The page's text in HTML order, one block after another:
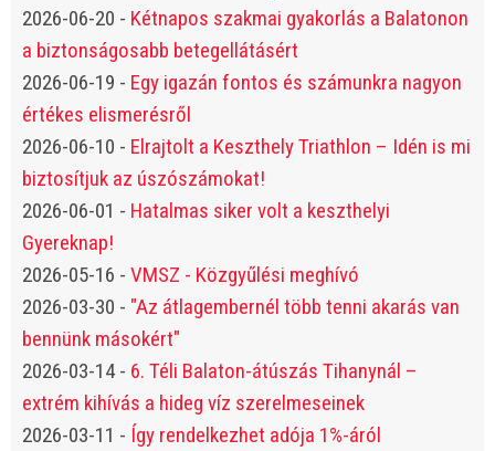
2026-06-20 - Kétnapos szakmai gyakorlás a Balatonon
a biztonságosabb betegellátásért
2026-06-19 - Egy igazán fontos és számunkra nagyon
értékes elismerésről
2026-06-10 - Elrajtolt a Keszthely Triathlon – Idén is mi
biztosítjuk az úszószámokat!
2026-06-01 - Hatalmas siker volt a keszthelyi
Gyereknap!
2026-05-16 - VMSZ - Közgyűlési meghívó
2026-03-30 - "Az átlagembernél több tenni akarás van
bennünk másokért"
2026-03-14- 6. Téli Balaton-átúszás Tihanynál –
extrém kihívás a hideg víz szerelmeseinek
2026-03-11 - Így rendelkezhet adója 1%-áról